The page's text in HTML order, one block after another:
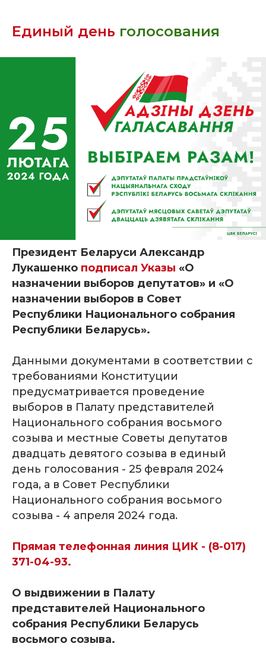
Единый день голосования
Президент Беларуси Александр
Лукашенко подписал Указы «О
назначении выборов депутатов» и «О
назначении выборов в Совет
Республики Национального собрания
Республики Беларусь».
Данными документами в соответствии с
требованиями Конституции
предусматривается проведение
выборов в Палату представителей
Национального собрания восьмого
созыва и местные Советы депутатов
двадцать девятого созыва в единый
день голосования - 25 февраля 2024
года, а в Совет Республики
Национального собрания восьмого
созыва - 4 апреля 2024 года.
Прямая телефонная линия ЦИК - (8-017)
371-04-93.
О выдвижении в Палату
представителей Национального
собрания Республики Беларусь
восьмого созыва.